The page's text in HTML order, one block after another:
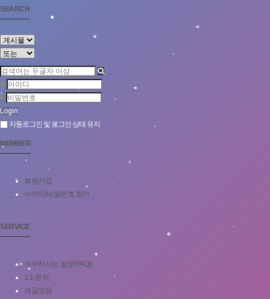
SEARCH
Login
자동로그인 및 로그인 상태 유지
MEMBER
회원가입
아이디/비밀번호 찾기
SERVICE
자주하시는 질문(FAQ)
1:1 문의
새글모음